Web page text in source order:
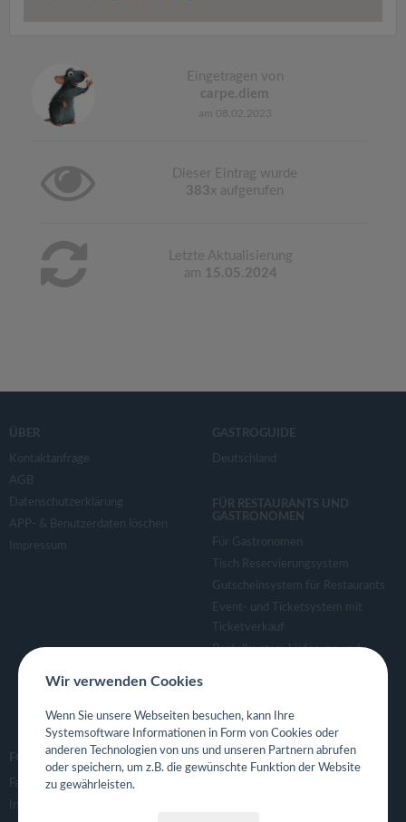
Eingetragen von
carpe.diem
am 08.02.2023
Dieser Eintrag wurde
383x aufgerufen
Letzte Aktualisierung
am 15.05.2024
ÜBER
Kontaktanfrage
AGB
Datenschutzerklärung
APP- & Benutzerdaten löschen
Impressum
GASTROGUIDE
Deutschland
FÜR RESTAURANTS UND
GASTRONOMEN
Für Gastronomen
Tisch Reservierungsystem
Gutscheinsystem für Restaurants
Event- und Ticketsystem mit
Ticketverkauf
Bestellsystem Lieferung und
Eigene App für Restaurant
FOLGE UNS
Facebook
Instagram
Wir verwenden Cookies
Wenn Sie unsere Webseiten besuchen, kann Ihre
Systemsoftware Informationen in Form von Cookies oder
anderen Technologien von uns und unseren Partnern abrufen
oder speichern, um z.B. die gewünschte Funktion der Website
zu gewährleisten.